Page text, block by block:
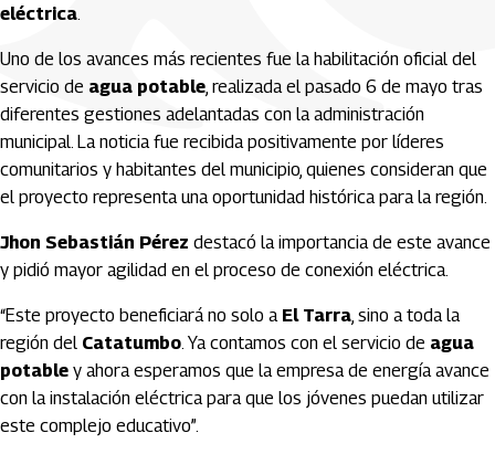
eléctrica.
Uno de los avances más recientes fue la habilitación oficial del
servicio de agua potable, realizada el pasado 6 de mayo tras
diferentes gestiones adelantadas con la administración
municipal. La noticia fue recibida positivamente por líderes
comunitarios y habitantes del municipio, quienes consideran que
el proyecto representa una oportunidad histórica para la región.
Jhon Sebastián Pérez destacó la importancia de este avance
y pidió mayor agilidad en el proceso de conexión eléctrica.
“Este proyecto beneficiará no solo a El Tarra, sino a toda la
región del Catatumbo. Ya contamos con el servicio de agua
potable y ahora esperamos que la empresa de energía avance
con la instalación eléctrica para que los jóvenes puedan utilizar
este complejo educativo”.